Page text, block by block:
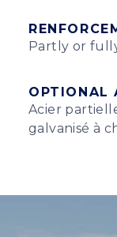
Partly or
OPTIONAL
Acier
galvanisé à